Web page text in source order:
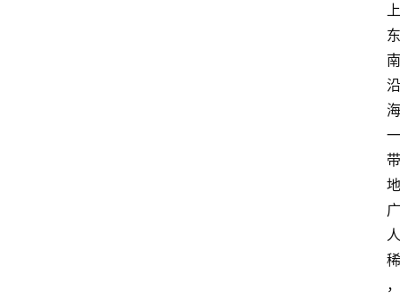
上
东
南
沿
海
一
带
地
广
人
稀
，